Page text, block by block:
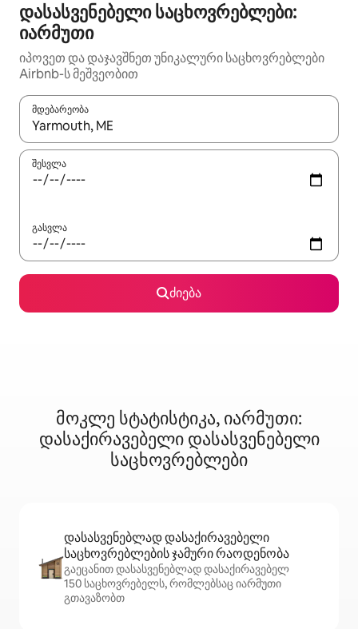
დასასვენებელი საცხოვრებლები:
იარმუთი
იპოვეთ და დაჯავშნეთ უნიკალური საცხოვრებლები
Airbnb-ს მეშვეობით
მდებარეობა
როცა შედეგები ხელმისაწვდომი გახდება, ნავიგაციისთვის
შესვლა
გასვლა
ძიება
მოკლე სტატისტიკა, იარმუთი:
დასაქირავებელი დასასვენებელი
საცხოვრებლები
დასასვენებლად დასაქირავებელი
საცხოვრებლების ჯამური რაოდენობა
გაეცანით დასასვენებლად დასაქირავებელ
150 საცხოვრებელს, რომლებსაც იარმუთი
გთავაზობთ